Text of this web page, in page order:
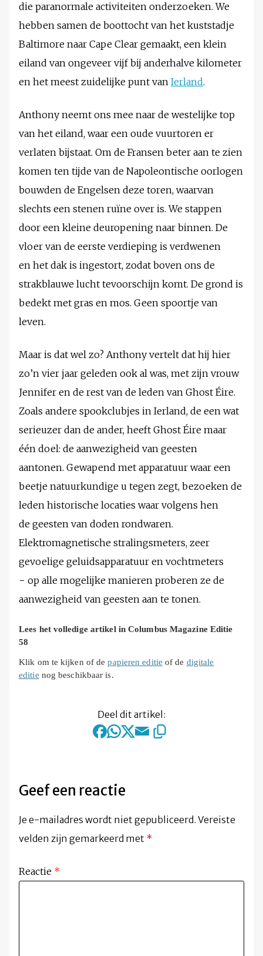
die paranormale activiteiten onderzoeken. We
hebben samen de boottocht van het kuststadje
Baltimore naar Cape Clear gemaakt, een klein
eiland van ongeveer vijf bij anderhalve kilometer
en het meest zuidelijke punt van Ierland.
Anthony neemt ons mee naar de westelijke top
van het eiland, waar een oude vuurtoren er
verlaten bijstaat. Om de Fransen beter aan te zien
komen ten tijde van de Napoleontische oorlogen
bouwden de Engelsen deze toren, waarvan
slechts een stenen ruïne over is. We stappen
door een kleine deuropening naar binnen. De
vloer van de eerste verdieping is verdwenen
en het dak is ingestort, zodat boven ons de
strakblauwe lucht tevoorschijn komt. De grond is
bedekt met gras en mos. Geen spoortje van
leven.
Maar is dat wel zo? Anthony vertelt dat hij hier
zo’n vier jaar geleden ook al was, met zijn vrouw
Jennifer en de rest van de leden van Ghost Éire.
Zoals andere spookclubjes in Ierland, de een wat
serieuzer dan de ander, heeft Ghost Éire maar
één doel: de aanwezigheid van geesten
aantonen. Gewapend met apparatuur waar een
beetje natuurkundige u tegen zegt, bezoeken de
leden historische locaties waar volgens hen
de geesten van doden rondwaren.
Elektromagnetische stralingsmeters, zeer
gevoelige geluidsapparatuur en vochtmeters
− op alle mogelijke manieren proberen ze de
aanwezigheid van geesten aan te tonen.
Lees het volledige artikel in Columbus Magazine Editie
58
Klik om te kijken of depapieren editie of de digitale
editie nog beschikbaar is.
Deel dit artikel:
Geef een reactie
Je e-mailadres wordt niet gepubliceerd. Vereiste
velden zijn gemarkeerd met *
Reactie *